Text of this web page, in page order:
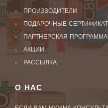
ПРОИЗВОДИТЕЛИ
ПОДАРОЧНЫЕ
ПАРТНЕРСКАЯ ПРОГРАММА
АКЦИИ
РАССЫЛКА
О НАС